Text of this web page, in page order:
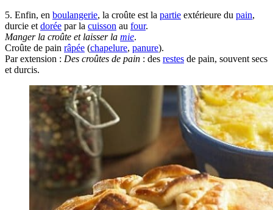
5. Enfin, en boulangerie, la croûte est la partie extérieure du pain,
durcie et dorée par la cuisson au four.
Manger la croûte et laisser la mie.
Croûte de pain râpée (chapelure, panure).
Par extension : Des croûtes de pain : des restes de pain, souvent secs
et durcis.